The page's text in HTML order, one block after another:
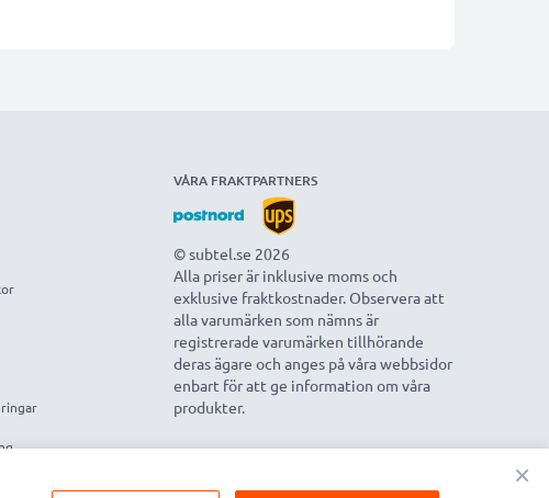
VÅRA FRAKTPARTNERS
© subtel.se 2026
Alla priser är inklusive moms och
exklusive fraktkostnader. Observera att
alla varumärken som nämns är
registrerade varumärken tillhörande
deras ägare och anges på våra webbsidor
enbart för att ge information om våra
produkter.
×